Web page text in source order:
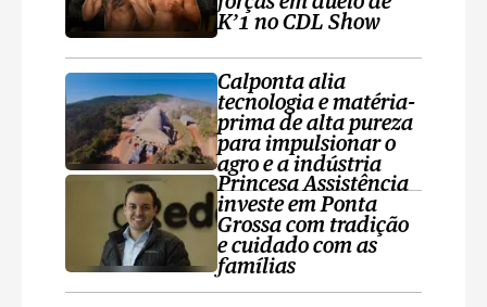
K’1 no CDL Show
Calponta alia
tecnologia e matéria-
prima de alta pureza
para impulsionar o
agro e a indústria
Princesa Assistência
investe em Ponta
Grossa com tradição
e cuidado com as
famílias